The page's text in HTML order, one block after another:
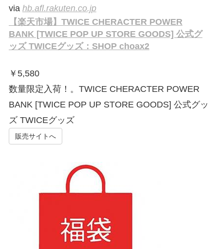
via hb.afl.rakuten.co.jp
【楽天市場】TWICE CHERACTER POWER
BANK [TWICE POP UP STORE GOODS] 公式グ
ッズ TWICEグッズ：SHOP choax2
￥ 5,580
数量限定入荷！。TWICE CHERACTER POWER
BANK [TWICE POP UP STORE GOODS] 公式グッ
ズ TWICEグッズ
販売サイトへ